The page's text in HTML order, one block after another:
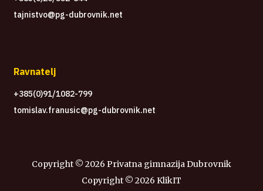
tajnistvo@pg-dubrovnik.net
Ravnatelj
+385(0)91/1082-799
tomislav.franusic@pg-dubrovnik.net
Copyright © 2026 Privatna gimnazija Dubrovnik
Copyright © 2026 KlikIT